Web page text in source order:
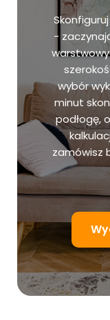
-
wybór
minut
podłogę,
zamówisz